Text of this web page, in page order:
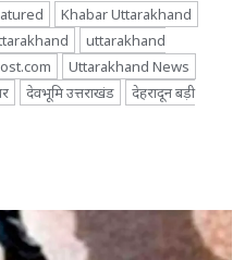
Khabar Uttarakhand
uttarakhand
Uttarakhand News
देवभूमि उत्तराखंड
देहरादून बड़ी